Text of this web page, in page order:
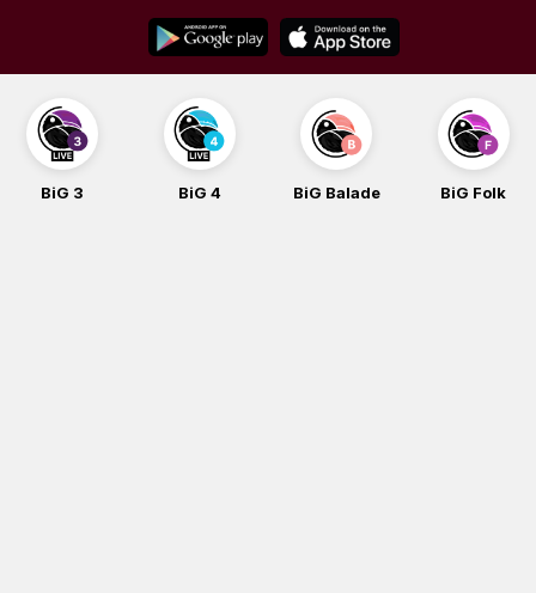
content
BiG 3 BiG 4 BiG Balade BiG Folk